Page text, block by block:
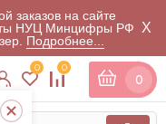
заказов на сайте
НУЦ Минцифры РФ
Подробнее...
X
0 0
0